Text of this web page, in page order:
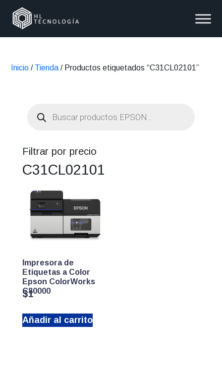
Inicio / Tienda / Productos etiquetados “C31CL02101”
productos
Filtrar por precio
C31CL02101
Impresora de
Etiquetas a Color
Epson ColorWorks
C80000
$1
Añadir al carrito